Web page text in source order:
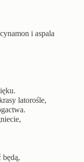
i aspala
latorośle,
będą,